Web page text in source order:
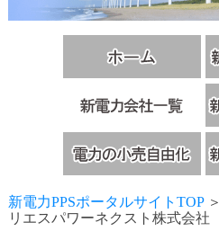
新電力PPSポータルサイトTOP＞
リエスパワーネクスト株式会社